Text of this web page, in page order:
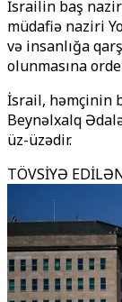
İsrailin baş
müdafiə naziri
və insanlığa
olunmasına
İsrail, həmçinin
Beynəlxalq
üz-üzədir.
TÖVSİYƏ